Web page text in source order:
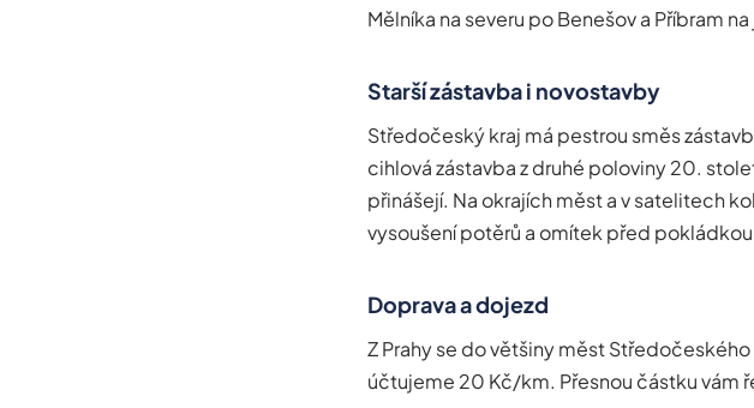
Mělníka na severu po Benešov a Příbram na
Starší zástavba i novostavby
Středočeský kraj má pestrou směs
cihlová zástavba z druhé poloviny 20.
přinášejí. Na okrajích měst a v satelitech
vysoušení potěrů a omítek před
Doprava a dojezd
Z Prahy se do většiny měst
účtujeme 20 Kč/km. Přesnou částku vám